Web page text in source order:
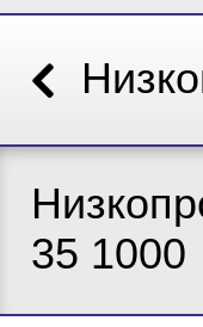
35 1000